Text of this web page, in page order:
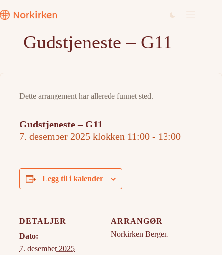
til
innholdet
Gudstjeneste – G11
Dette arrangement har allerede funnet sted.
Gudstjeneste – G11
7. desember 2025 klokken 11:00 - 13:00
Legg til i kalender
DETALJER
Dato:
7. desember 2025
ARRANGØR
Norkirken Bergen